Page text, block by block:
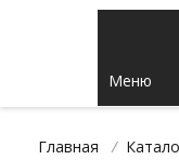
Меню
Главная /